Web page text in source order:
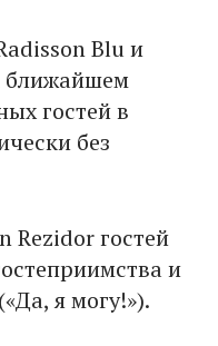
Blu и
ближайшем
гостей в
без
Rezidor гостей
и
я могу!»).